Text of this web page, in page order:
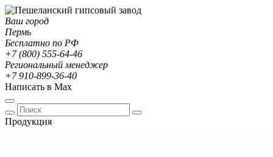
Ваш город
Пермь
Бесплатно по РФ
+7 (800) 555-64-46
Региональный менеджер
+7 910-899-36-40
Написать в Max
Продукция